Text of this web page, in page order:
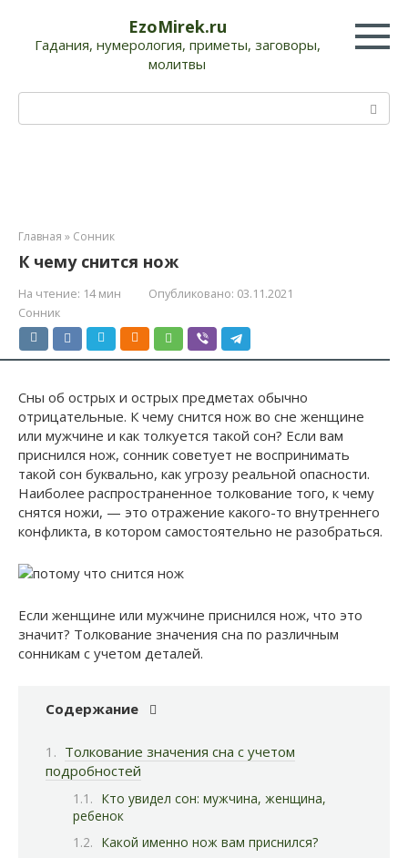
контенту
EzoMirek.ru
Гадания, нумерология, приметы, заговоры,
молитвы
Главная » Сонник
К чему снится нож
На чтение: 14 мин Опубликовано: 03.11.2021
Сонник
Сны об острых и острых предметах обычно
отрицательные. К чему снится нож во сне женщине
или мужчине и как толкуется такой сон? Если вам
приснился нож, сонник советует не воспринимать
такой сон буквально, как угрозу реальной опасности.
Наиболее распространенное толкование того, к чему
снятся ножи, — это отражение какого-то внутреннего
конфликта, в котором самостоятельно не разобраться.
Если женщине или мужчине приснился нож, что это
значит? Толкование значения сна по различным
сонникам с учетом деталей.
Содержание
Толкование значения сна с учетом
подробностей
Кто увидел сон: мужчина, женщина,
ребенок
Какой именно нож вам приснился?